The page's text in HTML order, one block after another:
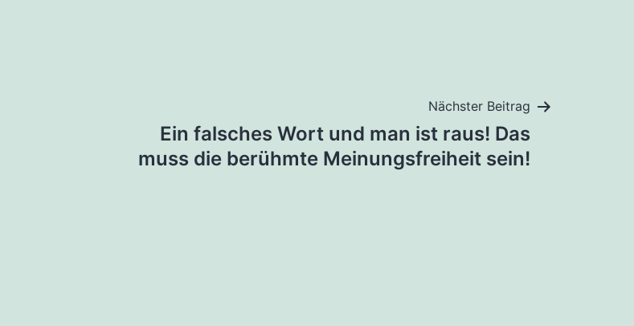
Nächster Beitrag
Ein falsches Wort und man ist raus! Das
muss die berühmte Meinungsfreiheit sein!